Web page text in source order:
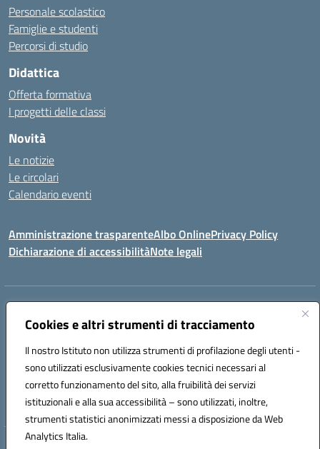
Cookies e altri strumenti di tracciamento
Il nostro Istituto non utilizza strumenti di profilazione degli utenti -
sono utilizzati esclusivamente cookies tecnici necessari al
corretto funzionamento del sito, alla fruibilità dei servizi
istituzionali e alla sua accessibilità – sono utilizzati, inoltre,
strumenti statistici anonimizzati messi a disposizione da Web
Analytics Italia.
Personale scolastico
Famiglie e studenti
Percorsi di studio
Didattica
Offerta formativa
I progetti delle classi
Novità
Le notizie
Le circolari
Calendario eventi
Amministrazione trasparenteAlbo OnlinePrivacy Policy
Dichiarazione di accessibilitàNote legali
Indirizzo:
Centralino:+39 071 89 52 08 Email:anic82000a@istruzione.it
Codice fiscale: 93084540421
Codice meccanografico:
ANIC82000A
Codice unico di fatturazione (CUF): UFF6L6